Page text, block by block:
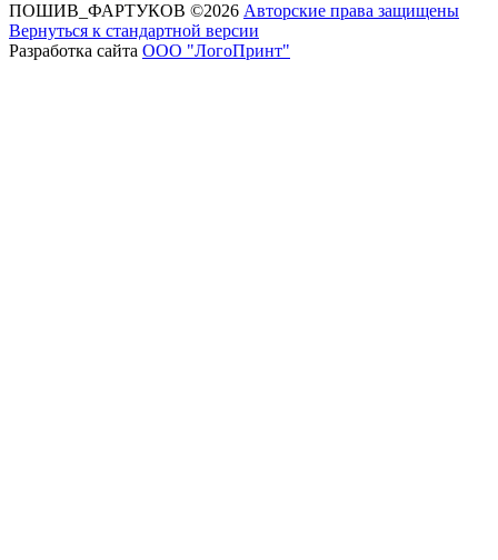
ПОШИВ_ФАРТУКОВ ©2026 Авторские права защищены
Вернуться к стандартной версии
Разработка сайта ООО "ЛогоПринт"